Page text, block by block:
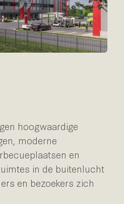
hoogwaardige
moderne
en
in de buitenlucht
en bezoekers zich